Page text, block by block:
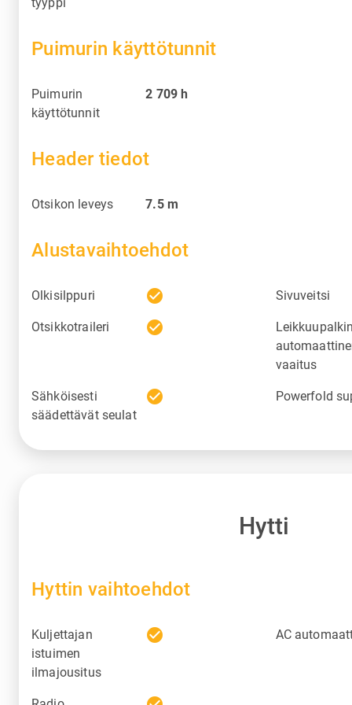
Puimurin käyttötunnit
Puimurin
käyttötunnit
2 709h
Header tiedot
Otsikon leveys 7.5 m
Alustavaihtoehdot
Olkisilppuri check_circle Sivuveitsi
Otsikkotraileri check_circle
Leikkuupalkin
vaaitus
Sähköisesti
säädettävät seulat
check_circle Powerfold
Hytti
Hyttin vaihtoehdot
Kuljettajan
istuimen
ilmajousitus
check_circle AC